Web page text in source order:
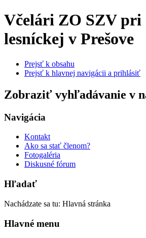
Včelári ZO SZV pri
lesníckej v Prešove
Prejsť k obsahu
Prejsť k hlavnej navigácii a prihlásiť
Zobraziť vyhľadávanie v
Navigácia
Kontakt
Ako sa stať členom?
Fotogaléria
Diskusné fórum
Hľadať
Nachádzate sa tu: Hlavná stránka
Hlavné menu